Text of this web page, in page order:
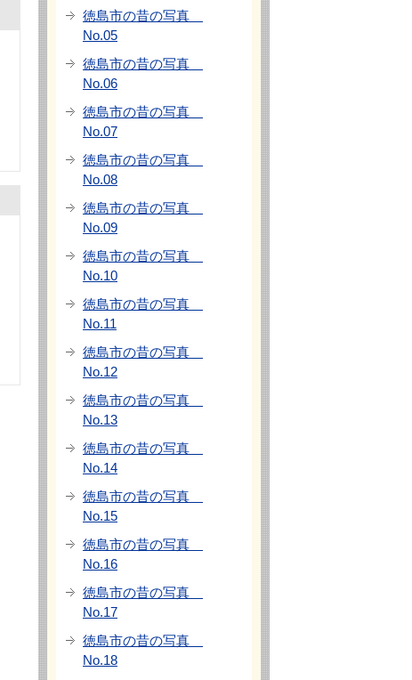
徳島市の昔の写真
No.05
徳島市の昔の写真
No.06
徳島市の昔の写真
No.07
徳島市の昔の写真
No.08
徳島市の昔の写真
No.09
徳島市の昔の写真
No.10
徳島市の昔の写真
No.11
徳島市の昔の写真
No.12
徳島市の昔の写真
No.13
徳島市の昔の写真
No.14
徳島市の昔の写真
No.15
徳島市の昔の写真
No.16
徳島市の昔の写真
No.17
徳島市の昔の写真
No.18